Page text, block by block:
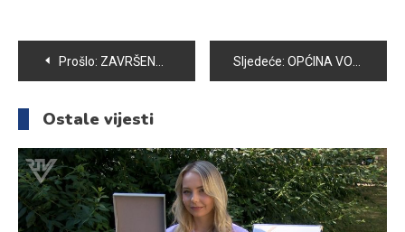
Navigacija
članaka
Prošlo: ZAVRŠENA PETA SEZONA ZIMSKE LIGE Sljedeće: OPĆINA VOGOŠĆA: POTPISAN SPORAZUM O SUFINANSIRANJU UDRUŽENJA DEMOBILISANIH BORACA
Ostale vijesti